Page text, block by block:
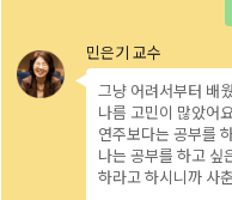
그냥 어려서부터 배
나름 고민이 많았어
연주보다는 공부를
나는 공부를 하고 싶
하라고 하시니까 사